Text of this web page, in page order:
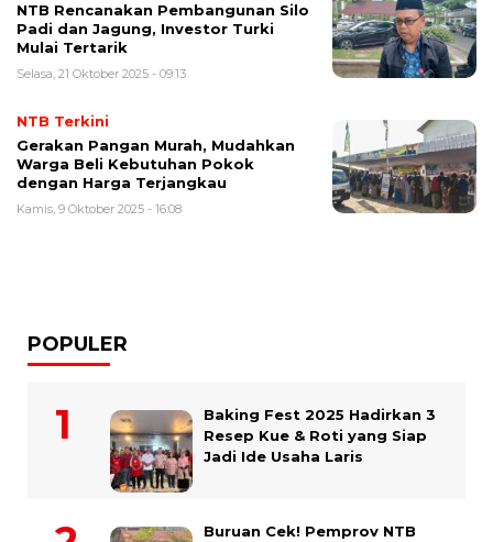
NTB Rencanakan Pembangunan Silo
Padi dan Jagung, Investor Turki
Mulai Tertarik
Selasa, 21 Oktober 2025 - 09:13
NTB Terkini
Gerakan Pangan Murah, Mudahkan
Warga Beli Kebutuhan Pokok
dengan Harga Terjangkau
Kamis, 9 Oktober 2025 - 16:08
POPULER
Baking Fest 2025 Hadirkan 3
Resep Kue & Roti yang Siap
Jadi Ide Usaha Laris
Buruan Cek! Pemprov NTB